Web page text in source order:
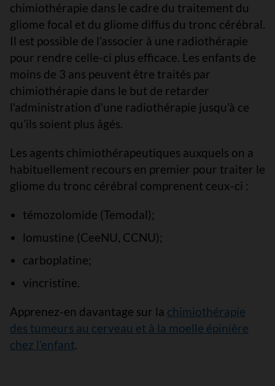
chimiothérapie dans le cadre du traitement du
gliome focal et du gliome diffus du tronc cérébral.
Il est possible de l’associer à une radiothérapie
pour rendre celle-ci plus efficace. Les enfants de
moins de 3 ans peuvent être traités par
chimiothérapie dans le but de retarder
l’administration d’une radiothérapie jusqu’à ce
qu’ils soient plus âgés.
Les agents chimiothérapeutiques auxquels on a
habituellement recours en premier pour traiter le
gliome du tronc cérébral comprenent ceux-ci :
témozolomide (Temodal);
lomustine (CeeNU, CCNU);
carboplatine;
vincristine.
Apprenez-en davantage sur la chimiothérapie
des tumeurs au cerveau et à la moelle épinière
chez l’enfant.